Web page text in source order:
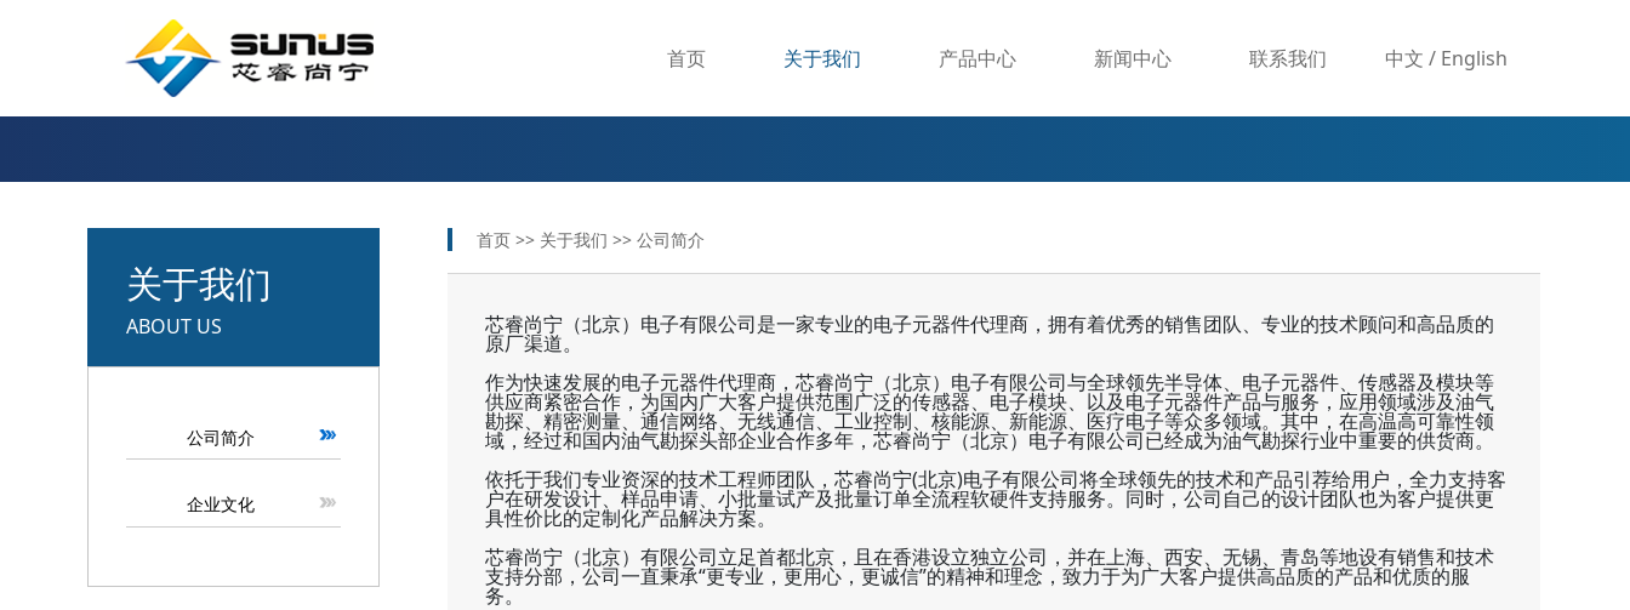
首页 关于我们 产品中心 新闻中心 联系我们 中文 / English
关于我们
ABOUT US
公司简介
企业文化
首页 >> 关于我们 >> 公司简介
芯睿尚宁（北京）电子有限公司是一家专业的电子元器件代理商，拥有着优秀的销售团队、专业的技术顾问和高品质的
原厂渠道。
作为快速发展的电子元器件代理商，芯睿尚宁（北京）电子有限公司与全球领先半导体、电子元器件、传感器及模块等
供应商紧密合作，为国内广大客户提供范围广泛的传感器、电子模块、以及电子元器件产品与服务，应用领域涉及油气
勘探、精密测量、通信网络、无线通信、工业控制、核能源、新能源、医疗电子等众多领域。其中，在高温高可靠性领
域，经过和国内油气勘探头部企业合作多年， 芯睿尚宁（北京）电子有限公司已经成为油气勘探行业中重要的供货商。
依托于我们专业资深的技术工程师团队，芯睿尚宁(北京)电子有限公司将全球领先的技术和产品引荐给用户，全力支持客
户在研发设计、样品申请、小批量试产及批量订单全流程软硬件支持服务。同时，公司自己的设计团队也为客户提供更
具性价比的定制化产品解决方案。
芯睿尚宁（北京）有限公司立足首都北京，且在香港设立独立公司，并在上海、西安、无锡、青岛等地设有销售和技术
支持分部，公司一直秉承“更专业，更用心，更诚信”的精神和理念，致力于为广大客户提供高品质的产品和优质的服
务。